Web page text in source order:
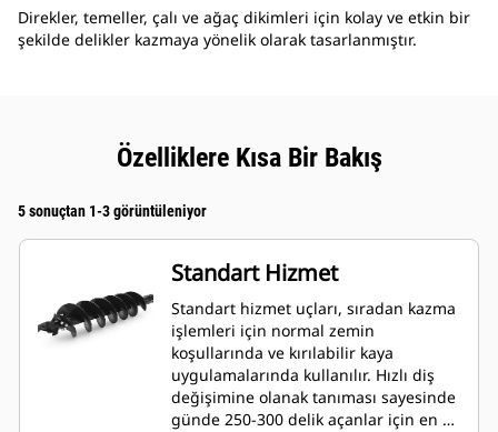
Direkler, temeller, çalı ve ağaç dikimleri için kolay ve etkin bir
şekilde delikler kazmaya yönelik olarak tasarlanmıştır.
Özelliklere Kısa Bir Bakış
5 sonuçtan 1-3 görüntüleniyor
Standart Hizmet
Standart hizmet uçları, sıradan kazma
işlemleri için normal zemin
koşullarında ve kırılabilir kaya
uygulamalarında kullanılır. Hızlı diş
değişimine olanak tanıması sayesinde
günde 250-300 delik açanlar için en iyi